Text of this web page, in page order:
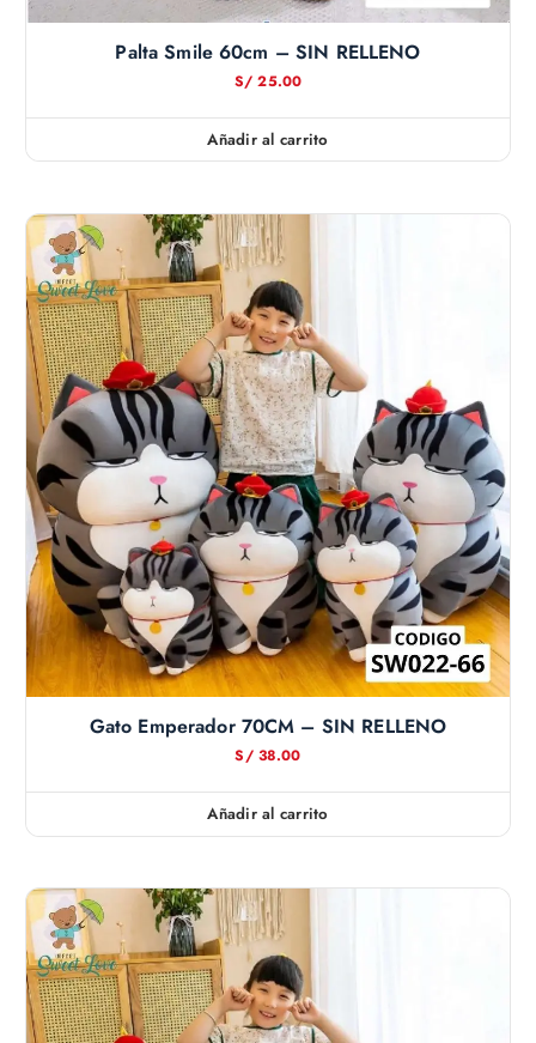
Palta Smile 60cm – SIN RELLENO
S/ 25.00
Añadir al carrito
Gato Emperador 70CM – SIN RELLENO
S/38.00
Añadir al carrito